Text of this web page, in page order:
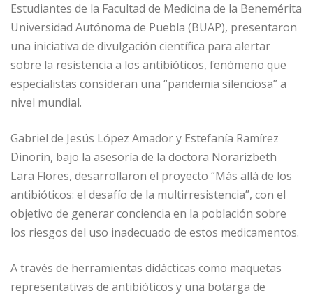
Estudiantes de la Facultad de Medicina de la Benemérita
Universidad Autónoma de Puebla (BUAP), presentaron
una iniciativa de divulgación científica para alertar
sobre la resistencia a los antibióticos, fenómeno que
especialistas consideran una “pandemia silenciosa” a
nivel mundial.
Gabriel de Jesús López Amador y Estefanía Ramírez
Dinorín, bajo la asesoría de la doctora Norarizbeth
Lara Flores, desarrollaron el proyecto “Más allá de los
antibióticos: el desafío de la multirresistencia”, con el
objetivo de generar conciencia en la población sobre
los riesgos del uso inadecuado de estos medicamentos.
A través de herramientas didácticas como maquetas
representativas de antibióticos y una botarga de